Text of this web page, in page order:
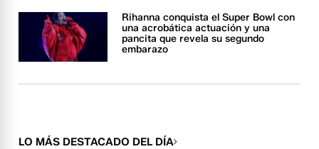
Rihanna conquista el Super Bowl con
una acrobática actuación y una
pancita que revela su segundo
embarazo
LO MÁS DESTACADO DEL DÍA